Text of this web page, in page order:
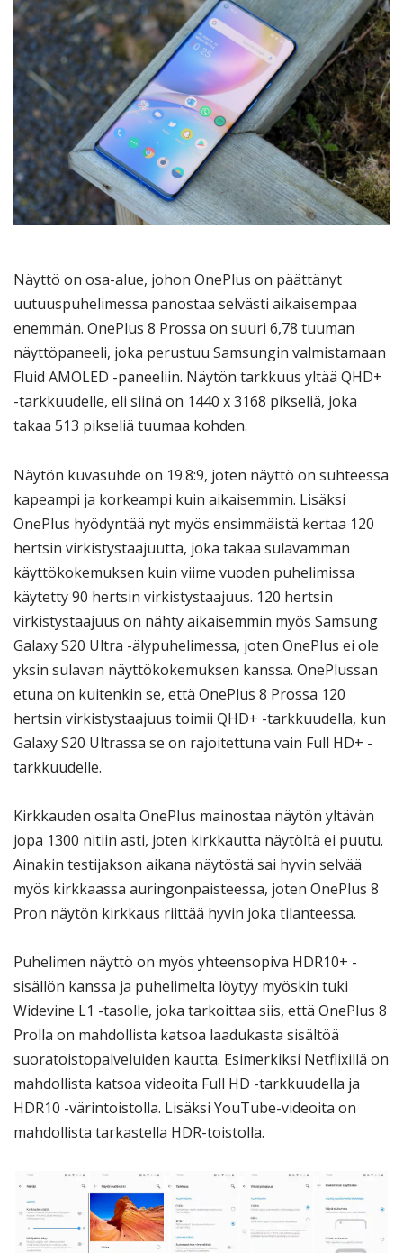
Näyttö on osa-alue, johon OnePlus on päättänyt
uutuuspuhelimessa panostaa selvästi aikaisempaa
enemmän. OnePlus 8 Prossa on suuri 6,78 tuuman
näyttöpaneeli, joka perustuu Samsungin valmistamaan
Fluid AMOLED -paneeliin. Näytön tarkkuus yltää QHD+
-tarkkuudelle, eli siinä on 1440 x 3168 pikseliä, joka
takaa 513 pikseliä tuumaa kohden.
Näytön kuvasuhde on 19.8:9, joten näyttö on suhteessa
kapeampi ja korkeampi kuin aikaisemmin. Lisäksi
OnePlus hyödyntää nyt myös ensimmäistä kertaa 120
hertsin virkistystaajuutta, joka takaa sulavamman
käyttökokemuksen kuin viime vuoden puhelimissa
käytetty 90 hertsin virkistystaajuus. 120 hertsin
virkistystaajuus on nähty aikaisemmin myös Samsung
Galaxy S20 Ultra -älypuhelimessa, joten OnePlus ei ole
yksin sulavan näyttökokemuksen kanssa. OnePlussan
etuna on kuitenkin se, että OnePlus 8 Prossa 120
hertsin virkistystaajuus toimii QHD+ -tarkkuudella, kun
Galaxy S20 Ultrassa se on rajoitettuna vain Full HD+ -
tarkkuudelle.
Kirkkauden osalta OnePlus mainostaa näytön yltävän
jopa 1300 nitiin asti, joten kirkkautta näytöltä ei puutu.
Ainakin testijakson aikana näytöstä sai hyvin selvää
myös kirkkaassa auringonpaisteessa, joten OnePlus 8
Pron näytön kirkkaus riittää hyvin joka tilanteessa.
Puhelimen näyttö on myös yhteensopiva HDR10+ -
sisällön kanssa ja puhelimelta löytyy myöskin tuki
Widevine L1 -tasolle, joka tarkoittaa siis, että OnePlus 8
Prolla on mahdollista katsoa laadukasta sisältöä
suoratoistopalveluiden kautta. Esimerkiksi Netflixillä on
mahdollista katsoa videoita Full HD -tarkkuudella ja
HDR10 -värintoistolla. Lisäksi YouTube-videoita on
mahdollista tarkastella HDR-toistolla.